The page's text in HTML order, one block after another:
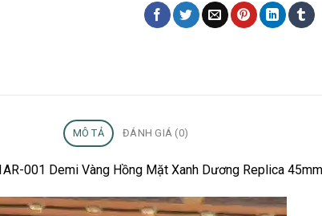
MÔ TẢ ĐÁNH GIÁ (0)
001 Demi Vàng Hồng Mặt Xanh Dương Replica